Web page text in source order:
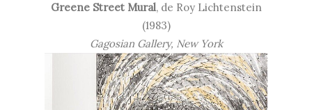
Greene Street Mural, de Roy Lichtenstein
(1983)
Gagosian Gallery, New York